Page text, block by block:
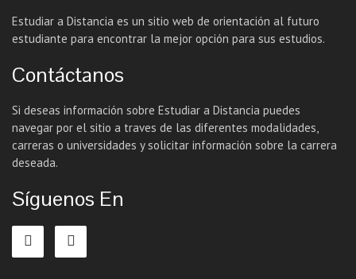
Estudiar a Distancia es un sitio web de orientación al futuro
estudiante para encontrar la mejor opción para sus estudios.
Contáctanos
Si deseas información sobre Estudiar a Distancia puedes
navegar por el sitio a traves de las diferentes modalidades,
carreras o universidades y solicitar información sobre la carrera
deseada.
Síguenos En